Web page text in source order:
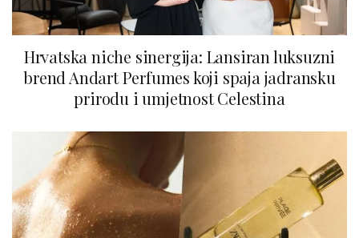
Hrvatska niche sinergija: Lansiran luksuzni
brend Andart Perfumes koji spaja jadransku
prirodu i umjetnost Celestina